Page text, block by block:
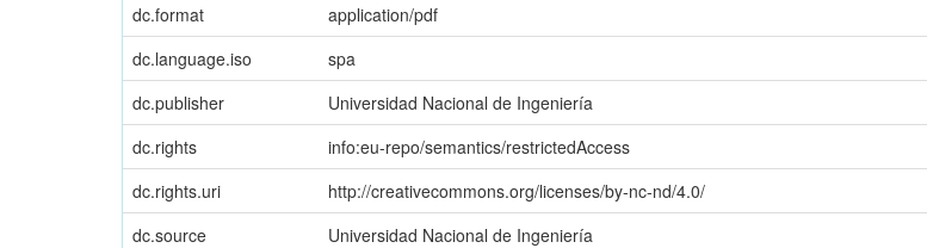
dc.format
application/pdf
dc.language.iso
spa
dc.publisher
Universidad Nacional de Ingeniería
dc.rights
info:eu-repo/semantics/restrictedAccess
dc.rights.uri
http://creativecommons.org/licenses/by-nc-nd/4.0/
dc.source
Universidad Nacional de Ingeniería